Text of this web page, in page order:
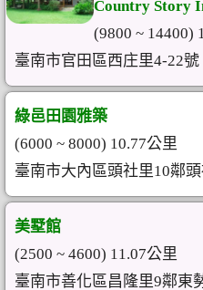
Country Story
(9800 ~ 14400)
臺南市官田區西庄里4-22號
綠邑田園雅築
(6000 ~ 8000) 10.77公里
臺南市大內區頭社里10鄰
美墅館
(2500 ~ 4600) 11.07公里
臺南市善化區昌隆里9鄰東